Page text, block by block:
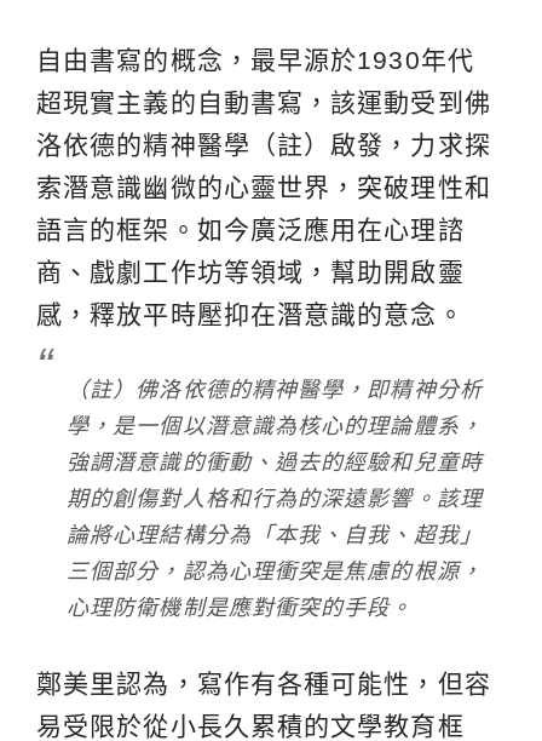
自由書寫的概念，最早源於1930年代
超現實主義的自動書寫，該運動受到佛
洛依德的精神醫學（註）啟發，力求探
索潛意識幽微的心靈世界，突破理性和
語言的框架。如今廣泛應用在心理諮
商、戲劇工作坊等領域，幫助開啟靈
感，釋放平時壓抑在潛意識的意念。
（註）佛洛依德的精神醫學，即精神分析
學，是一個以潛意識為核心的理論體系，
強調潛意識的衝動、過去的經驗和兒童時
期的創傷對人格和行為的深遠影響。該理
論將心理結構分為「本我、自我、超我」
三個部分，認為心理衝突是焦慮的根源，
心理防衛機制是應對衝突的手段。
鄭美里認為，寫作有各種可能性，但容
易受限於從小長久累積的文學教育框